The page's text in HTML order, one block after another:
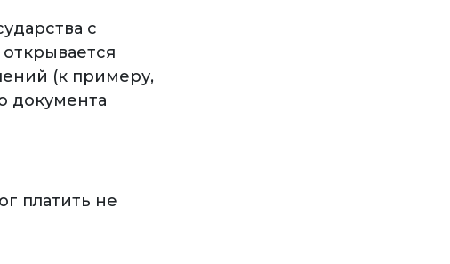
с
открывается
(к примеру,
документа
платить не